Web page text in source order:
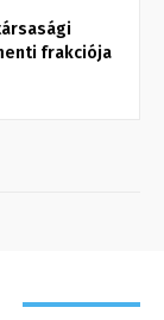
frakciója